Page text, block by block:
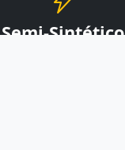
Semi-Sintético